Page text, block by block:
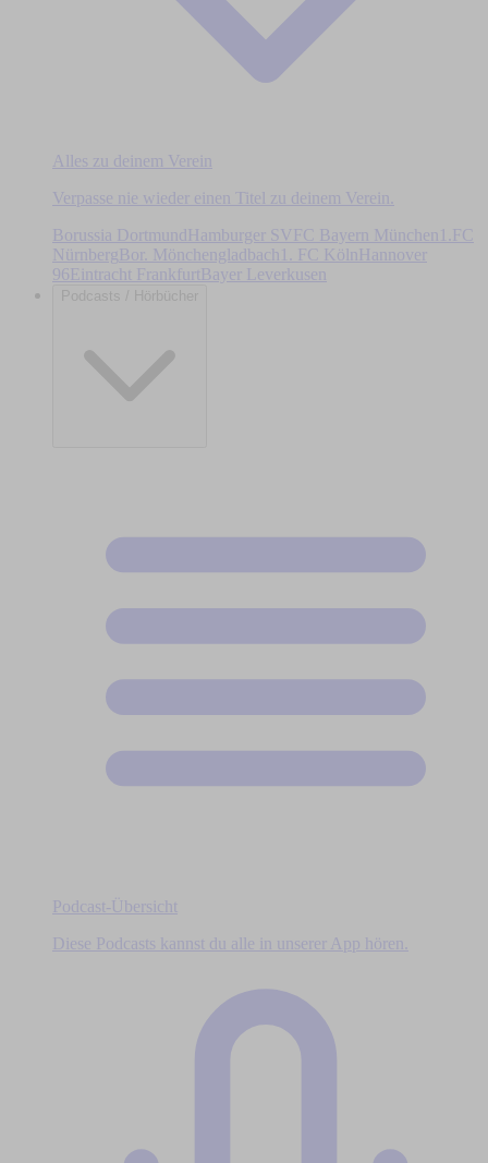
Alles zu deinem Verein
Verpasse nie wieder einen Titel zu deinem Verein.
Borussia DortmundHamburger SV FC Bayern München
1.FC
Nürnberg Bor. Mönchengladbach 1. FC Köln
Hannover
96Eintracht Frankfurt Bayer Leverkusen
Podcasts / Hörbücher
Podcast-Übersicht
Diese Podcasts kannst du alle in unserer App hören.